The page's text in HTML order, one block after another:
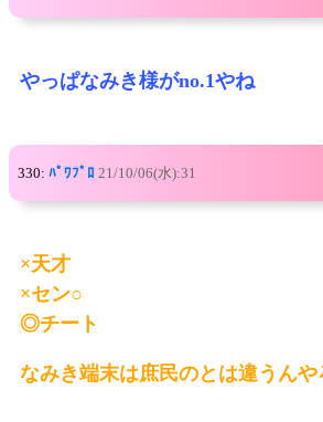
やっぱなみき様がno.1やね
330: ﾊﾟﾜﾌﾟﾛ 21/10/06(水):31
×天才
×セン○
◎チート
なみき端末は庶民のとは違うんや